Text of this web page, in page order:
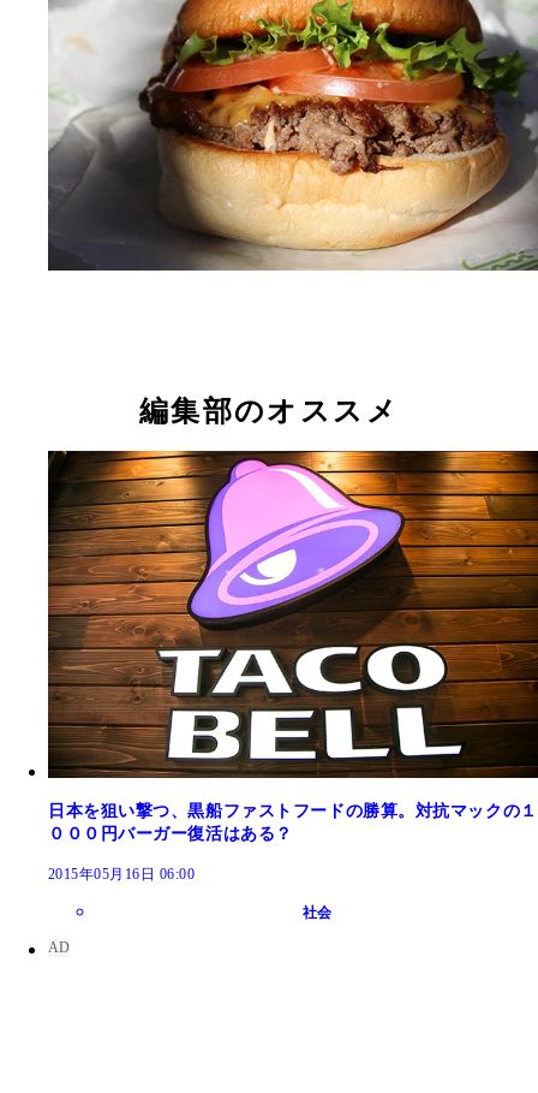
編集部のオススメ
日本を狙い撃つ、黒船ファストフードの勝算。対抗マックの１
０００円バーガー復活はある？
2015年05月16日 06:00
社会